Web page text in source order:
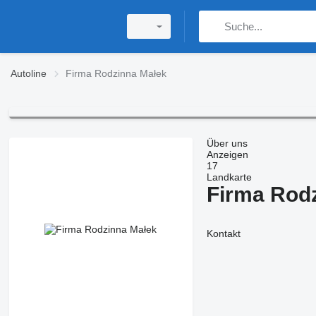
Autoline Firma Rodzinna Małek
Über uns
Anzeigen
17
Landkarte
Firma
Kontakt